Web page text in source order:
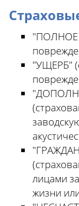
"ПОЛНОЕ
"УЩЕРБ"
лицами
жизни